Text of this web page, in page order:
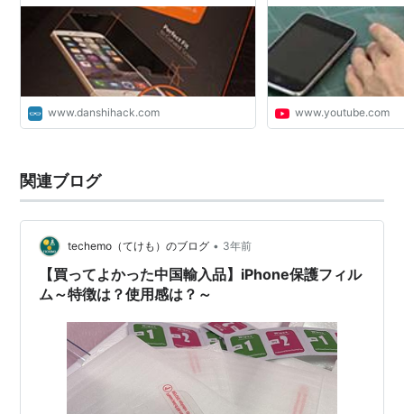
www.danshihack.com www.youtube.com
関連ブログ
techemo（てけも）のブログ • 3年前
【買ってよかった中国輸入品】iPhone保護フィル
ム～特徴は？使用感は？～